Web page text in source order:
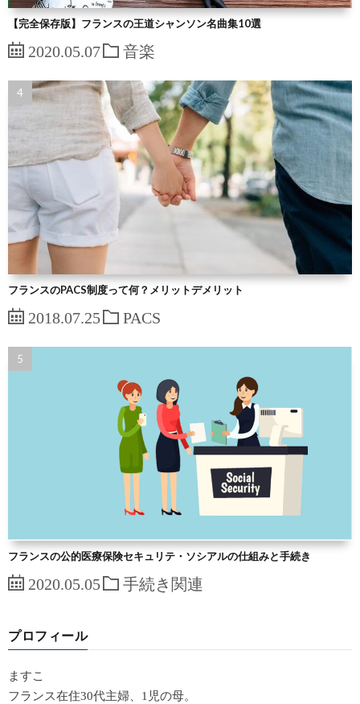
【完全保存版】フランスの王道シャンソン名曲集10選
2020.05.07 音楽
フランスのPACS制度って何？メリットデメリット
2018.07.25 PACS
フランスの公的医療保険セキュリテ・ソシアルの仕組みと手続き
2020.05.05 手続き関連
プロフィール
ますこ
フランス在住30代主婦、1児の母。